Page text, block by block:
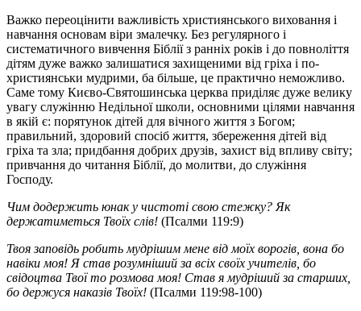
Важко переоцінити важливість християнського виховання і
навчання основам віри змалечку. Без регулярного і
систематичного вивчення Біблії з ранніх років і до повноліття
дітям дуже важко залишатися захищеними від гріха і по-
християнськи мудрими, ба більше, це практично неможливо.
Саме тому Києво-Святошинська церква приділяє дуже велику
увагу служінню Недільної школи, основними цілями навчання
в якій є: порятунок дітей для вічного життя з Богом;
правильний, здоровий спосіб життя, збереження дітей від
гріха та зла; придбання добрих друзів, захист від впливу світу;
привчання до читання Біблії, до молитви, до служіння
Господу.
Чим додержить юнак у чистоті свою стежку? Як
держатиметься Твоїх слів! (Псалми 119:9)
Твоя заповідь робить мудрішим мене від моїх ворогів, вона бо
навіки моя! Я став розумніший за всіх своїх учителів, бо
свідоцтва Твої то розмова моя! Став я мудріший за старших,
бо держуся наказів Твоїх! (Псалми 119:98-100)